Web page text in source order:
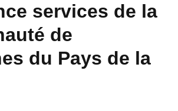
services de la
de
du Pays de la